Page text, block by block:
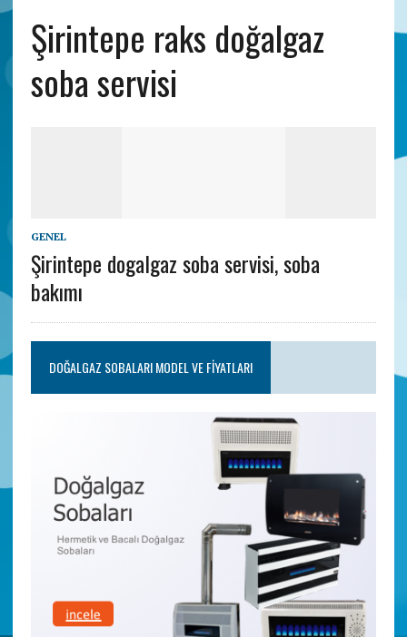
Şirintepe raks doğalgaz
soba servisi
GENEL
Şirintepe dogalgaz soba servisi, soba
bakımı
DOĞALGAZ SOBALARI MODEL VE FIYATLARI